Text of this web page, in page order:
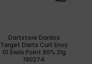
Dartstore Dardos
Target Darts Cult Envy
01 Swiis Point 90% 21g
190274